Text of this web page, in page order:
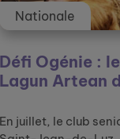
de